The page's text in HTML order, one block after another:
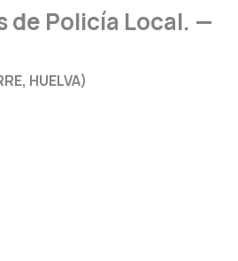
de Policía Local. —
HUELVA)